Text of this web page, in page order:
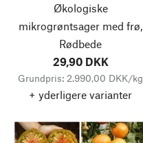
Økologiske
mikrogrøntsager med frø,
Rødbede
29,90 DKK
Grundpris: 2.990,00 DKK/kg
+ yderligere varianter